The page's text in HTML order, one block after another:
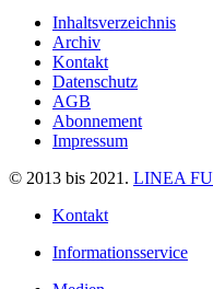
Inhaltsverzeichnis
Archiv
Kontakt
Datenschutz
AGB
Abonnement
Impressum
© 2013 bis 2021. LINEA
Kontakt
Informationsservice